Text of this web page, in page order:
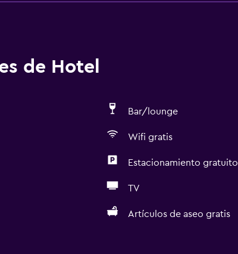
de Hotel
Bar/lounge
Wifi gratis
Estacionamiento gratuito
TV
Artículos de aseo gratis